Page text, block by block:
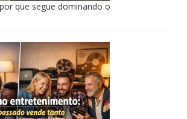
que segue dominando o